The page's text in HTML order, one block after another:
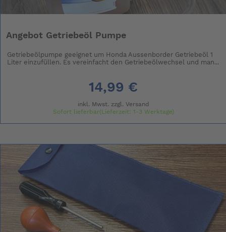
Angebot Getriebeöl Pumpe
Getriebeölpumpe geeignet um Honda Aussenborder Getriebeöl 1
Liter einzufüllen. Es vereinfacht den Getriebeölwechsel und man...
14,99 €
inkl. Mwst. zzgl. Versand
Sofort lieferbar(Lieferzeit: 1-3 Werktage)